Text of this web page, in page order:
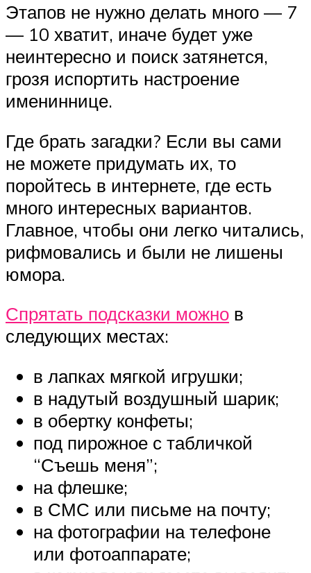
Этапов не нужно делать много — 7
— 10 хватит, иначе будет уже
неинтересно и поиск затянется,
грозя испортить настроение
имениннице.
Где брать загадки? Если вы сами
не можете придумать их, то
поройтесь в интернете, где есть
много интересных вариантов.
Главное, чтобы они легко читались,
рифмовались и были не лишены
юмора.
Спрятать подсказки можно в
следующих местах:
в лапках мягкой игрушки;
в надутый воздушный шарик;
в обертку конфеты;
под пирожное с табличкой
“Съешь меня”;
на флешке;
в СМС или письме на почту;
на фотографии на телефоне
или фотоаппарате;